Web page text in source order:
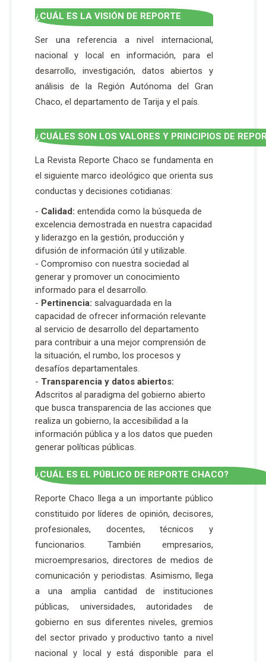
¿CUÁL ES LA VISIÓN DE REPORTE
Ser una referencia a nivel internacional,
nacional y local en información, para el
desarrollo, investigación, datos abiertos y
análisis de la Región Autónoma del Gran
Chaco, el departamento de Tarija y el país.
¿CUÁLES SON LOS VALORES Y PRINCIPIOS DE
La Revista Reporte Chaco se fundamenta en
el siguiente marco ideológico que orienta sus
conductas y decisiones cotidianas:
- Calidad: entendida como la búsqueda de
excelencia demostrada en nuestra capacidad
y liderazgo en la gestión, producción y
difusión de información útil y utilizable.
- Compromiso con nuestra sociedad al
generar y promover un conocimiento
informado para el desarrollo.
- Pertinencia: salvaguardada en la
capacidad de ofrecer información relevante
al servicio de desarrollo del departamento
para contribuir a una mejor comprensión de
la situación, el rumbo, los procesos y
desafíos departamentales.
- Transparencia y datos abiertos:
Adscritos al paradigma del gobierno abierto
que busca transparencia de las acciones que
realiza un gobierno, la accesibilidad a la
información pública y a los datos que pueden
generar políticas públicas.
¿CUÁL ES EL PÚBLICO DE REPORTE CHACO?
Reporte Chaco llega a un importante público
constituido por líderes de opinión, decisores,
profesionales, docentes, técnicos y
funcionarios. También empresarios,
microempresarios, directores de medios de
comunicación y periodistas. Asimismo, llega
a una amplia cantidad de instituciones
públicas, universidades, autoridades de
gobierno en sus diferentes niveles, gremios
del sector privado y productivo tanto a nivel
nacional y local y está disponible para el